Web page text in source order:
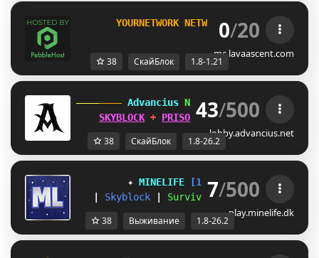
YOURNETWORK NETWORK [1.8-
0/20
mc.lavaascent.com
38 СкайБлок 1.8-1.21
Advancius Network [1.8 - 26.2]
SKYBLOCK + PRISON UPDATES OUT NOW
43/500
lobby.advancius.net
38 СкайБлок 1.8-26.2
✦ MINELIFE [1.8 - 26.2]
Skyblock Survival | Prison
7/500
play.minelife.dk
38 Выживание 1.8-26.2